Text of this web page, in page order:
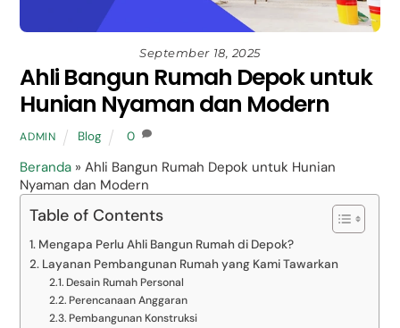
September 18, 2025
Ahli Bangun Rumah Depok untuk
Hunian Nyaman dan Modern
ADMIN Blog 0
Beranda »Ahli Bangun Rumah Depok untuk Hunian
Nyaman dan Modern
Table of Contents
Mengapa Perlu Ahli Bangun Rumah di Depok?
Layanan Pembangunan Rumah yang Kami Tawarkan
Desain Rumah Personal
Perencanaan Anggaran
Pembangunan Konstruksi